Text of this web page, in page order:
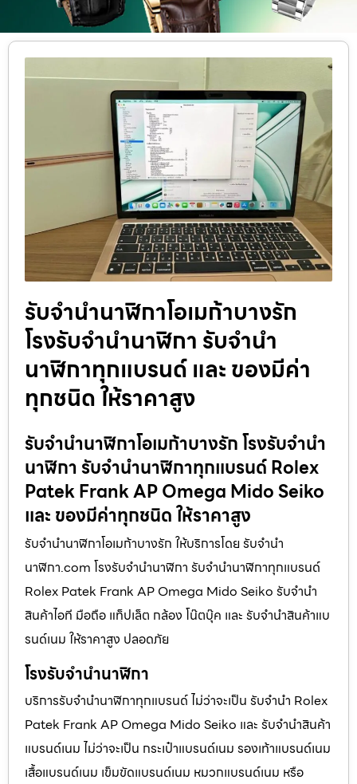
รับจำนำนาฬิกาโอเมก้าบางรัก
โรงรับจำนำนาฬิกา รับจำนำ
นาฬิกาทุกแบรนด์ และ ของมีค่า
ทุกชนิด ให้ราคาสูง
รับจำนำนาฬิกาโอเมก้าบางรัก โรงรับจำนำ
นาฬิกา รับจำนำนาฬิกาทุกแบรนด์ Rolex
Patek Frank AP Omega Mido Seiko
และ ของมีค่าทุกชนิด ให้ราคาสูง
รับจำนำนาฬิกาโอเมก้าบางรัก ให้บริการโดย รับจํานํา
นาฬิกา.com โรงรับจำนำนาฬิกา รับจำนำนาฬิกาทุกแบรนด์
Rolex Patek Frank AP Omega Mido Seiko รับจำนำ
สินค้าไอที มือถือ แท็ปเล็ต กล้อง โน๊ตบุ๊ค และ รับจำนำสินค้าแบ
รนด์เนม ให้ราคาสูง ปลอดภัย
โรงรับจำนำนาฬิกา
บริการรับจำนำนาฬิกาทุกแบรนด์ ไม่ว่าจะเป็น รับจำนำ Rolex
Patek Frank AP Omega Mido Seiko และ รับจำนำสินค้า
แบรนด์เนม ไม่ว่าจะเป็น กระเป๋าแบรนด์เนม รองเท้าแบรนด์เนม
เสื้อแบรนด์เนม เข็มขัดแบรนด์เนม หมวกแบรนด์เนม หรือ